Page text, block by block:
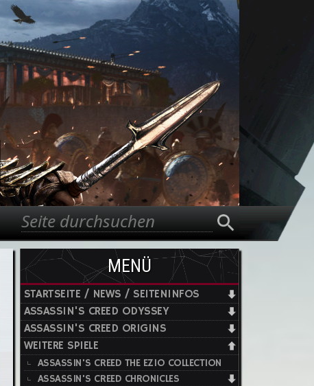
Suchformular
Suche
MENÜ
STARTSEITE / NEWS / SEITENINFOS
ASSASSIN'S CREED ODYSSEY
ASSASSIN'S CREED ORIGINS
WEITERE SPIELE
ASSASSIN'S CREED THE EZIO COLLECTION
ASSASSIN'S CREED CHRONICLES